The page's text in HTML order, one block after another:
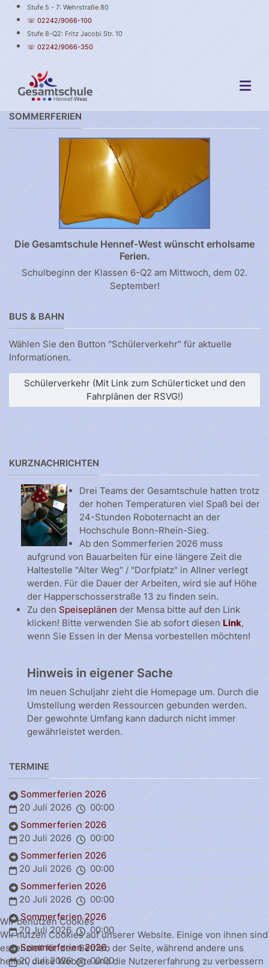
Stufe 5 - 7: Wehrstraße 80
☏ 02242/9066-100
Stufe 8-Q2: Fritz Jacobi Str. 10
☏ 02242/9066-350
SOMMERFERIEN
Die Gesamtschule Hennef-West wünscht erholsame
Ferien.
Schulbeginn der Klassen 6-Q2 am Mittwoch, dem 02.
September!
BUS & BAHN
Wählen Sie den Button "Schülerverkehr" für aktuelle
Informationen.
Schülerverkehr (Mit Link zum Schülerticket und den
Fahrplänen der RSVG!)
KURZNACHRICHTEN
Drei Teams der Gesamtschule hatten trotz
der hohen Temperaturen viel Spaß bei der
24-Stunden Roboternacht an der
Hochschule Bonn-Rhein-Sieg.
Ab den Sommerferien 2026 muss
aufgrund von Bauarbeiten für eine längere Zeit die
Haltestelle "Alter Weg" / "Dorfplatz" in Allner verlegt
werden. Für die Dauer der Arbeiten, wird sie auf Höhe
der Happerschosserstraße 13 zu finden sein.
Zu den Speiseplänen der Mensa bitte auf den Link
klicken! Bitte verwenden Sie ab sofort diesen Link,
wenn Sie Essen in der Mensa vorbestellen möchten!
Hinweis in eigener Sache
Im neuen Schuljahr zieht die Homepage um. Durch die
Umstellung werden Ressourcen gebunden werden.
Der gewohnte Umfang kann dadurch nicht immer
gewährleistet werden.
TERMINE
Sommerferien 2026
20 Juli 2026
00:00
Sommerferien 2026
20 Juli 2026
00:00
Sommerferien 2026
20 Juli 2026
00:00
Sommerferien 2026
20 Juli 2026
00:00
Sommerferien 2026
20 Juli 2026
00:00
Sommerferien 2026
20 Juli 2026
00:00
Wir benutzen Cookies
Wir nutzen Cookies auf unserer Website. Einige von ihnen sind
essenziell für den Betrieb der Seite, während andere uns
helfen, diese Website und die Nutzererfahrung zu verbessern